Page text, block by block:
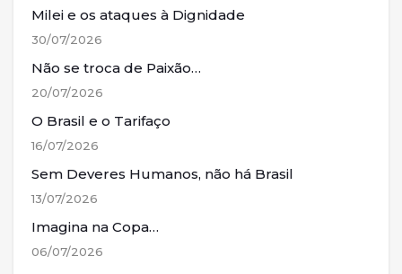
Milei e os ataques à Dignidade
30/07/2026
Não se troca de Paixão…
20/07/2026
O Brasil e o Tarifaço
16/07/2026
Sem Deveres Humanos, não há Brasil
13/07/2026
Imagina na Copa…
06/07/2026